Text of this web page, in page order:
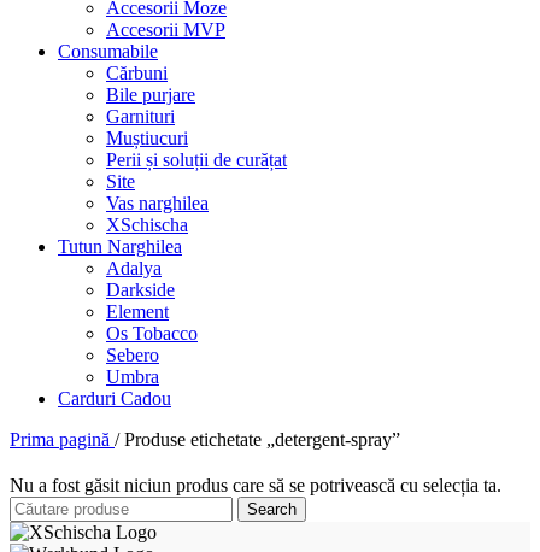
Accesorii Moze
Accesorii MVP
Consumabile
Cărbuni
Bile purjare
Garnituri
Muștiucuri
Perii și soluții de curățat
Site
Vas narghilea
XSchischa
Tutun Narghilea
Adalya
Darkside
Element
Os Tobacco
Sebero
Umbra
Carduri Cadou
Prima pagină / Produse etichetate „detergent-spray”
Nu a fost găsit niciun produs care să se potrivească cu selecția ta.
Search